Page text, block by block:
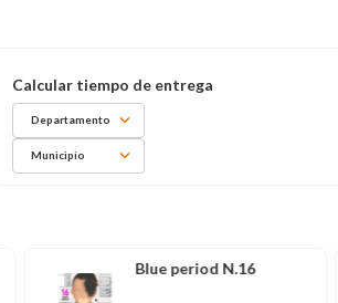
Departamento
Municipio
Blue period N.16